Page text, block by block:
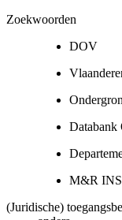
Zoekwoorden
DOV
Databank
M&R
(Juridische)